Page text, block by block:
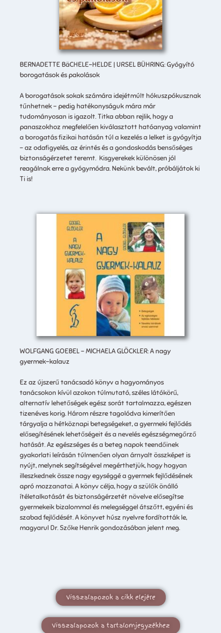
BERNADETTE BäCHELE-HELDE | URSEL BÜHRING: Gyógyító
borogatások és pakolások
A borogatások sokak számára idejétmúlt hókuszpókusznak
tűnhetnek – pedig hatékonyságuk mára már
tudományosan is igazolt. Titka abban rejlik, hogy a
panaszokhoz megfelelően kiválasztott hatóanyag valamint
a borogatás fizikai hatásán túl a kezelés a lelket is gyógyítja
– az odafigyelés, az érintés és a gondoskodás bensőséges
biztonságérzetet teremt. Kisgyerekek különösen jól
reagálnak erre a gyógymódra. Nekünk bevált, próbáljátok ki
Ti is!
WOLFGANG GOEBEL – MICHAELA GLÖCKLER: A nagy
gyermek-kalauz
Ez az újszerű tanácsadó könyv a hagyományos
tanácsokon kívül azokon túlmutató, széles látókörű,
alternatív lehetőségek egész sorát tartalmazza, egészen
tizenéves korig. Három részre tagolódva kimerítően
tárgyalja a hétköznapi betegségeket, a gyermeki fejlődés
elősegítésének lehetőségeit és a nevelés egészségmegőrző
hatását. Az egészséges és a beteg napok teendőinek
gyakorlati leírásán túlmenően olyan árnyalt összképet is
nyújt, melynek segítségével megérthetjük, hogy hogyan
illeszkednek össze nagy egységgé a gyermek fejlődésének
apró mozzanatai. A könyv célja, hogy a szülők önálló
ítéletalkotását és biztonságérzetét növelve elősegítse
gyermekeik bizalommal és melegséggel átszőtt, egyéni és
szabad fejlődését. A könyvet húsz nyelvre fordították le,
magyarul Dr. Szőke Henrik gondozásában jelent meg.
Visszalapozok a cikk elejére
Visszalapozok a tartalomjegyzékhez